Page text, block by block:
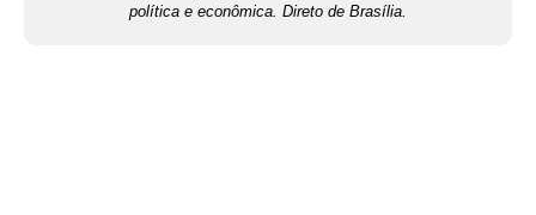
política e econômica. Direto de Brasília.